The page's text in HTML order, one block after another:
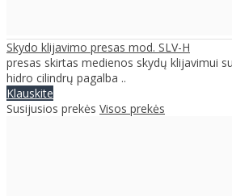
Skydo klijavimo presas mod. SLV-H
presas skirtas medienos skydų klijavimui
hidro cilindrų pagalba ..
Klauskite
Susijusios prekės Visos prekės